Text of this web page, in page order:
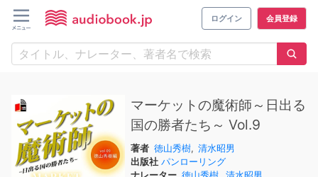
ログイン 会員登録
マーケットの魔術師～日出る
国の勝者たち～ Vol.9
著者 徳山秀樹, 清水昭男
出版社 パンローリング
ナレーター 徳山秀樹, 清水昭男